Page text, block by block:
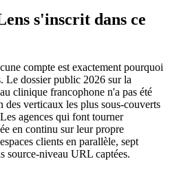
s'inscrit dans ce
compte est exactement pourquoi
Le dossier public 2026 sur la
clinique francophone n'a pas été
verticaux les plus sous-couverts
agences qui font tourner
en continu sur leur propre
clients en parallèle, sept
source-niveau URL captées.